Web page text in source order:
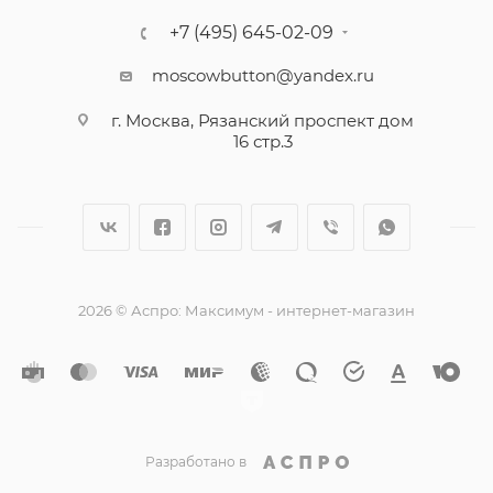
+7 (495) 645-02-09
moscowbutton@yandex.ru
г. Москва, Рязанский проспект дом
16 стр.3
2026 © Аспро: Максимум - интернет-магазин
Разработано в